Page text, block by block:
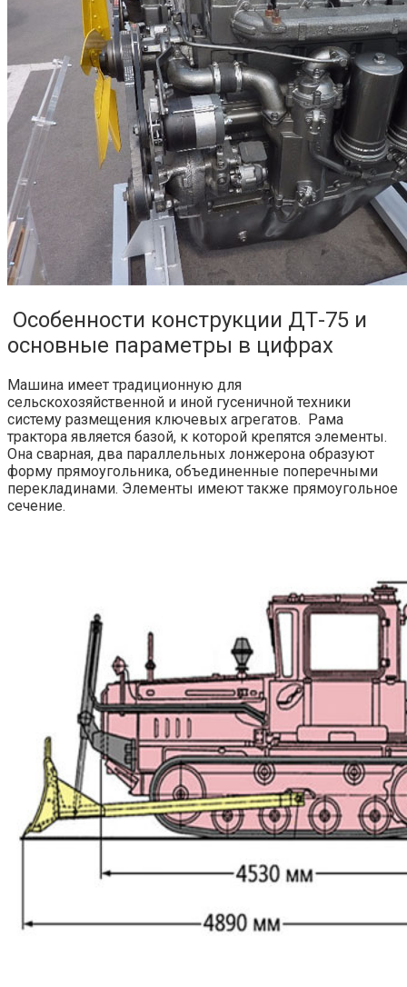
Особенности конструкции ДТ-75 и
основные параметры в цифрах
Машина имеет традиционную для
сельскохозяйственной и иной гусеничной техники
систему размещения ключевых агрегатов. Рама
трактора является базой, к которой крепятся элементы.
Она сварная, два параллельных лонжерона образуют
форму прямоугольника, объединенные поперечными
перекладинами. Элементы имеют также прямоугольное
сечение.